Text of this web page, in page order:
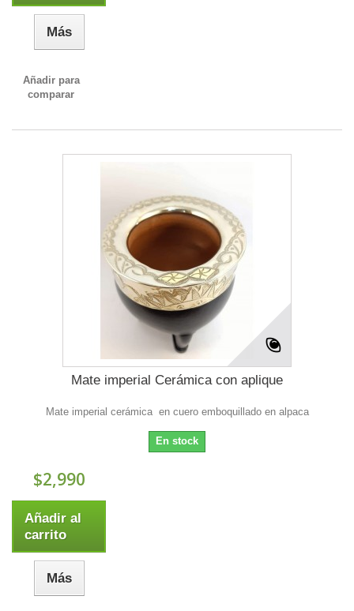
Más
Añadir para
comparar
Mate imperial Cerámica con aplique
Mate imperial cerámica en cuero emboquillado en alpaca
En stock
$2,990
Añadir al
carrito
Más